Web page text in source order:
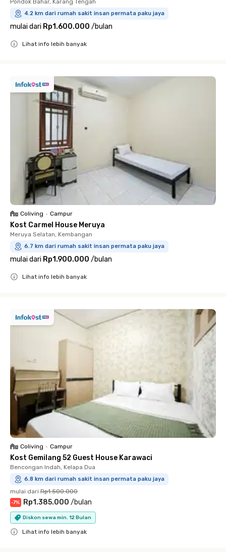
Pondok Bahar, Karang Tengah
4.2 km dari rumah sakit insan permata paku jaya
mulai dari Rp1.600.000 /bulan
Lihat info lebih banyak
Coliving • Campur
Kost Carmel House Meruya
Meruya Selatan, Kembangan
6.7 km dari rumah sakit insan permata paku jaya
mulai dari Rp1.900.000 /bulan
Lihat info lebih banyak
Coliving • Campur
Kost Gemilang 52 Guest House Karawaci
Bencongan Indah, Kelapa Dua
6.8 km dari rumah sakit insan permata paku jaya
mulai dari Rp1.500.000
-7% Rp1.385.000 /bulan
Diskon sewa min. 12 Bulan
Lihat info lebih banyak